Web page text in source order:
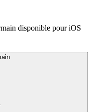
disponible pour iOS